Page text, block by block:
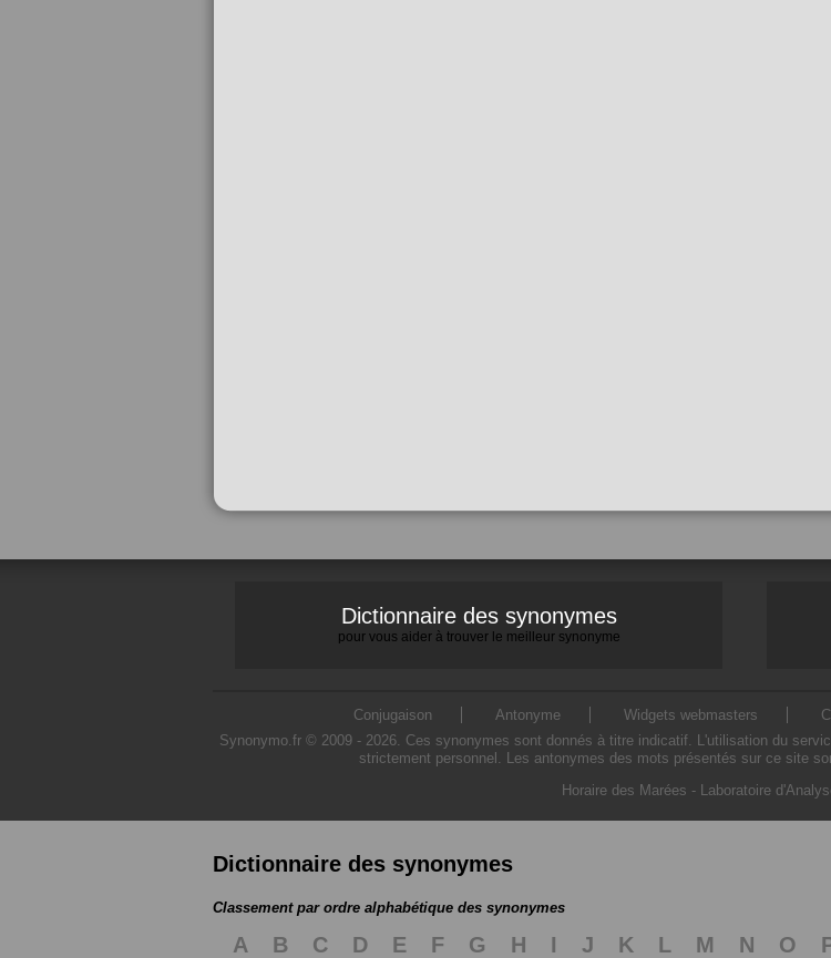
Dictionnaire des synonymes
pour vous aider à trouver le meilleur synonyme
Conjugaison Antonyme Widgets webmasters
Synonymo.fr © 2009 - 2026. Ces synonymes sont donnés à titre indicatif. L'utilisation du
strictement personnel. Les antonymes des mots présentés sur ce site
Horaire des Marées - Laboratoire
Dictionnaire des synonymes
Classement par ordre alphabétique des synonymes
A B C D E F G H I J K L M N O